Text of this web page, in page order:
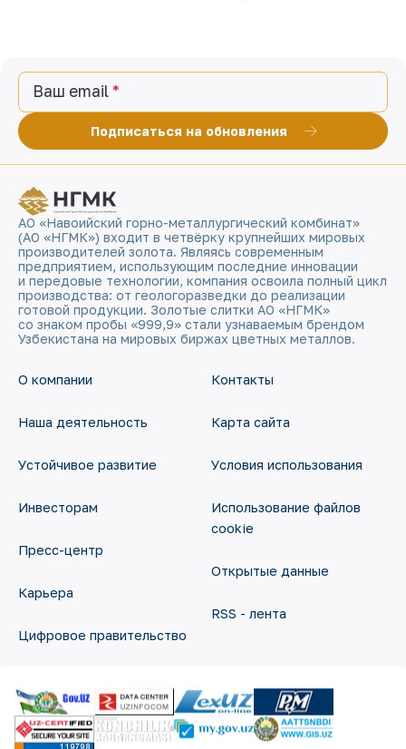
Ваш email
Подписаться на обновления
АО «Навоийский горно-металлургический комбинат»
(АО «НГМК») входит в четвёрку крупнейших мировых
производителей золота. Являясь современным
предприятием, использующим последние инновации
и передовые технологии, компания освоила полный цикл
производства: от геологоразведки до реализации
готовой продукции. Золотые слитки АО «НГМК»
со знаком пробы «999,9» стали узнаваемым брендом
Узбекистана на мировых биржах цветных металлов.
О компании
Наша деятельность
Устойчивое развитие
Инвесторам
Пресс-центр
Карьера
Цифровое правительство
Контакты
Карта сайта
Условия использования
Использование файлов
cookie
Открытые данные
RSS - лента